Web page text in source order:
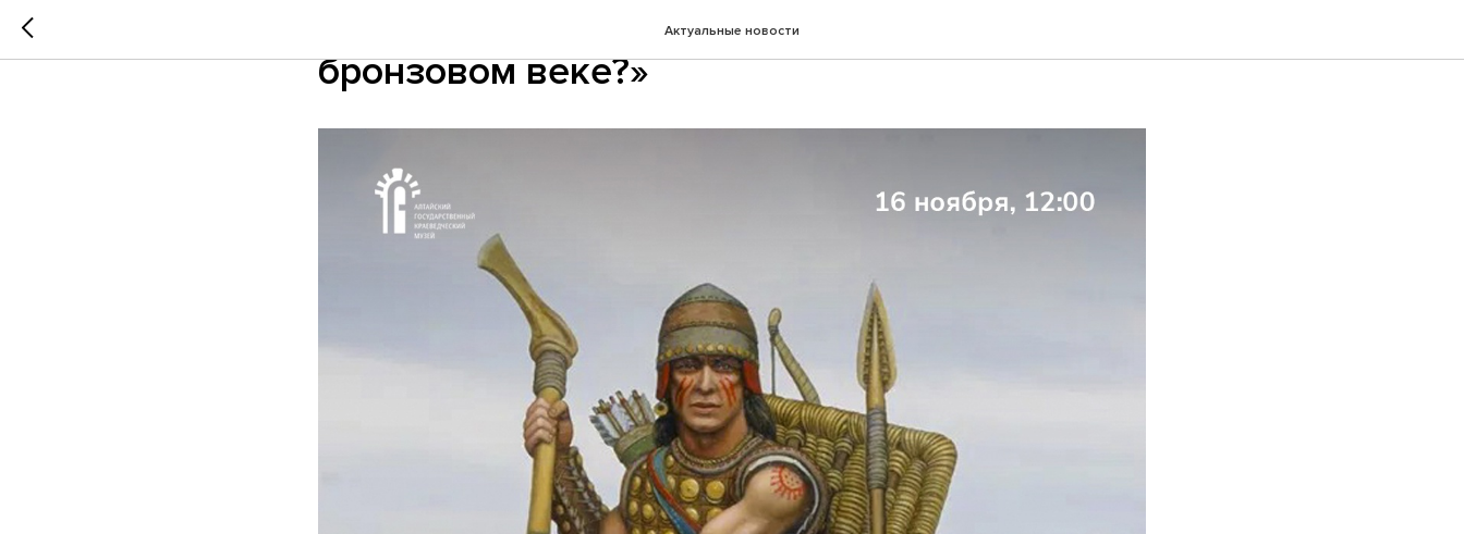
Актуальные новости
Интерактивная программа «Как жили люди в
бронзовом веке?»